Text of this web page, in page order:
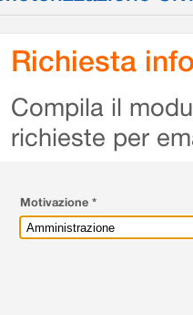
Richiesta
Compila il
richieste per
Motivazione *